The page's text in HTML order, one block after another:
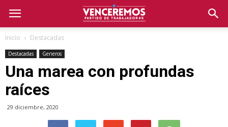
Inicio Destacadas
Destacadas Generos
Una marea con profundas
raíces
29 diciembre, 2020